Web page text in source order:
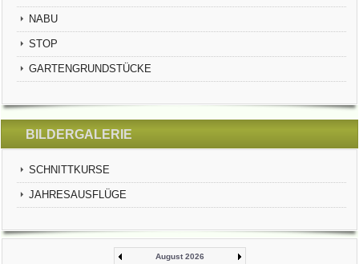
NABU
STOP
GARTENGRUNDSTÜCKE
BILDERGALERIE
SCHNITTKURSE
JAHRESAUSFLÜGE
August 2026